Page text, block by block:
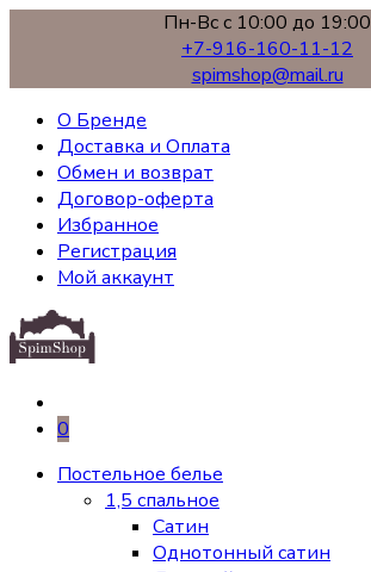
Пн-Вс с 10:00 до 19:00
+7-916-160-11-12
spimshop@mail.ru
О Бренде
Доставка и Оплата
Обмен и возврат
Договор-оферта
Избранное
Регистрация
Мой аккаунт
0
Постельное белье
1,5 спальное
Сатин
Однотонный сатин